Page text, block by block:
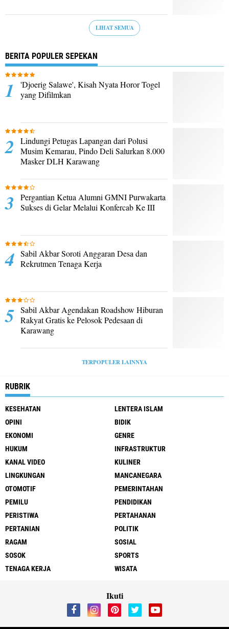
LIHAT SEMUA
BERITA POPULER SEPEKAN
'Djoerig Salawe', Kisah Nyata Horor Togel
yang Difilmkan
Lindungi Petugas Lapangan dari Polusi
Musim Kemarau, Pindo Deli Salurkan 8.000
Masker DLH Karawang
Pergantian Ketua Alumni GMNI Purwakarta
Sukses di Gelar Melalui Konfercab Ke III
Sabil Akbar Soroti Anggaran Desa dan
Rekrutmen Tenaga Kerja
Sabil Akbar Agendakan Roadshow Hiburan
Rakyat Gratis ke Pelosok Pedesaan di
Karawang
TERPOPULER LAINNYA
RUBRIK
KESEHATAN
LENTERA ISLAM
OPINI
BIDIK
EKONOMI
GENRE
HUKUM
INFRASTRUKTUR
KANAL VIDEO
KULINER
LINGKUNGAN
MANCANEGARA
OTOMOTIF
PEMERINTAHAN
PEMILU
PENDIDIKAN
PERISTIWA
PERTAHANAN
PERTANIAN
POLITIK
RAGAM
SOSIAL
SOSOK
SPORTS
TENAGA KERJA
WISATA
Ikuti